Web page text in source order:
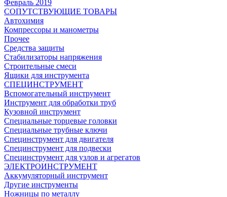
Февраль 2019
СОПУТСТВУЮЩИЕ ТОВАРЫ
Автохимия
Компрессоры и манометры
Прочее
Средства защиты
Стабилизаторы напряжения
Строительные смеси
Ящики для инструмента
СПЕЦИНСТРУМЕНТ
Вспомогательный инструмент
Инструмент для обработки труб
Кузовной инструмент
Специальные торцевые головки
Специальные трубные ключи
Специнструмент для двигателя
Специнструмент для подвески
Специнструмент для узлов и агрегатов
ЭЛЕКТРОИНСТРУМЕНТ
Аккумуляторный инструмент
Другие инструменты
Ножницы по металлу